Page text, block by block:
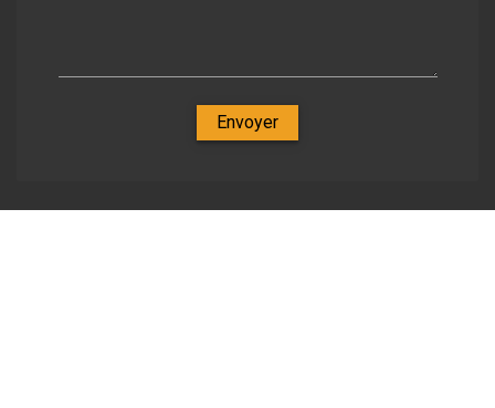
Envoyer